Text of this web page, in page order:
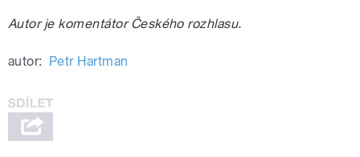
Autor je komentátor Českého rozhlasu.
autor: Petr Hartman